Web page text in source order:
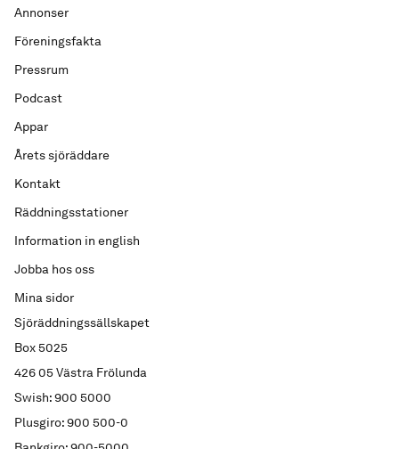
Sjöräddningssällskapet
Box 5025
426 05 Västra Frölunda
Swish: 900 5000
Plusgiro: 900 500-0
Annonser
Föreningsfakta
Pressrum
Podcast
Appar
Årets sjöräddare
Kontakt
Räddningsstationer
Information in english
Jobba hos oss
Mina sidor